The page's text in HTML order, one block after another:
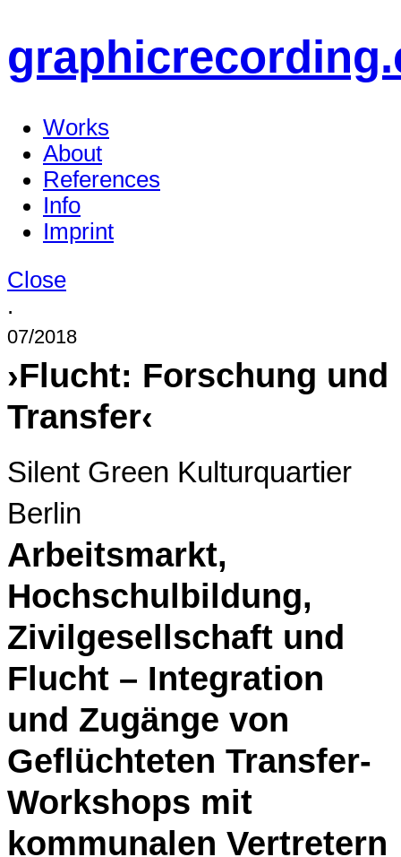
Works
About
References
Info
Imprint
Close
.
07/2018
›Flucht: Forschung und
Transfer‹
Silent Green Kulturquartier
Berlin
Arbeitsmarkt,
Hochschulbildung,
Zivilgesellschaft und
Flucht – Integration
und Zugänge von
Geflüchteten Transfer-
Workshops mit
kommunalen Vertretern